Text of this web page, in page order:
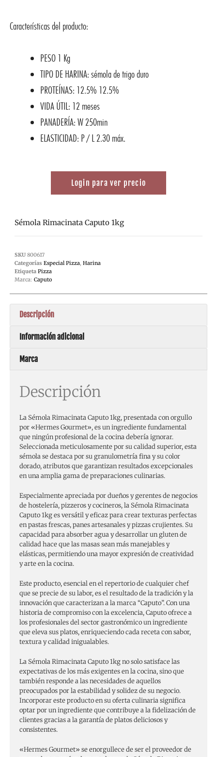
Características del producto:
PESO 1 Kg
TIPO DE HARINA: sémola de trigo duro
PROTEÍNAS: 12.5% 12.5%
VIDA ÚTIL: 12 meses
PANADERÍA: W 250min
ELASTICIDAD: P / L 2.30 máx.
Login para ver precio
Sémola Rimacinata Caputo 1kg
SKU 800617
Categorías Especial Pizza, Harina
Etiqueta Pizza
Marca: Caputo
Descripción
Información adicional
Marca
Descripción
La Sémola Rimacinata Caputo 1kg, presentada con orgullo
por «Hermes Gourmet», es un ingrediente fundamental
que ningún profesional de la cocina debería ignorar.
Seleccionada meticulosamente por su calidad superior, esta
sémola se destaca por su granulometría fina y su color
dorado, atributos que garantizan resultados excepcionales
en una amplia gama de preparaciones culinarias.
Especialmente apreciada por dueños y gerentes de negocios
de hostelería, pizzeros y cocineros, la Sémola Rimacinata
Caputo 1kg es versátil y eficaz para crear texturas perfectas
en pastas frescas, panes artesanales y pizzas crujientes. Su
capacidad para absorber agua y desarrollar un gluten de
calidad hace que las masas sean más manejables y
elásticas, permitiendo una mayor expresión de creatividad
y arte en la cocina.
Este producto, esencial en el repertorio de cualquier chef
que se precie de su labor, es el resultado de la tradición y la
innovación que caracterizan a la marca “Caputo”. Con una
historia de compromiso con la excelencia, Caputo ofrece a
los profesionales del sector gastronómico un ingrediente
que eleva sus platos, enriqueciendo cada receta con sabor,
textura y calidad inigualables.
La Sémola Rimacinata Caputo 1kg no solo satisface las
expectativas de los más exigentes en la cocina, sino que
también responde a las necesidades de aquellos
preocupados por la estabilidad y solidez de su negocio.
Incorporar este producto en su oferta culinaria significa
optar por un ingrediente que contribuye a la fidelización de
clientes gracias a la garantía de platos deliciosos y
consistentes.
«Hermes Gourmet» se enorgullece de ser el proveedor de